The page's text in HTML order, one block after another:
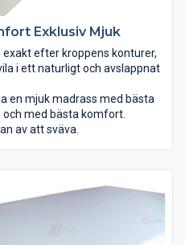
Exklusiv Mjuk
efter kroppens konturer,
i ett naturligt och avslappnat
en mjuk madrass med bästa
med bästa komfort.
av att sväva.